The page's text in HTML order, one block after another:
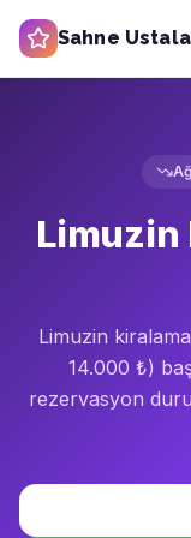
Sahne
Limuzin
Limuzin
14.000 ₺)
rezervasyon